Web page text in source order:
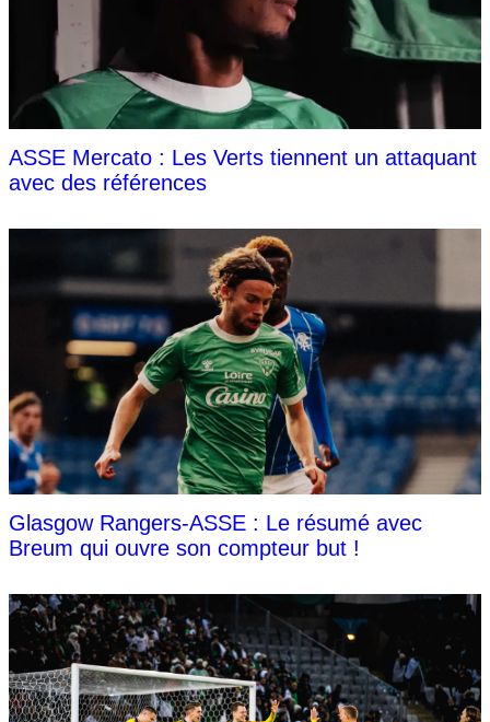
ASSE Mercato : Les Verts tiennent un attaquant
avec des références
Glasgow Rangers-ASSE : Le résumé avec
Breum qui ouvre son compteur but !